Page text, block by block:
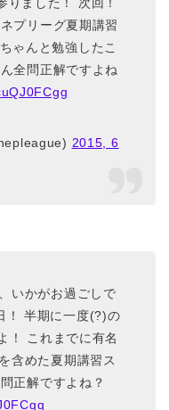
プリーグ夏期講習
ゃんと勉強したこ
全問正解ですよね
2015, 6
いかがお過ごしで
！ 半期に一度(?)の
！ これまでに有名
含めた夏期講習ス
正解ですよね？